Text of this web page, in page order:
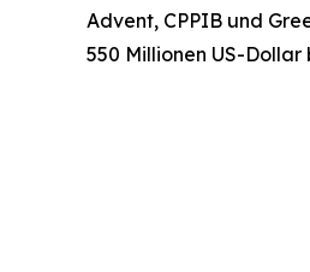
Advent, CPPIB und
550 Millionen US-Dollar